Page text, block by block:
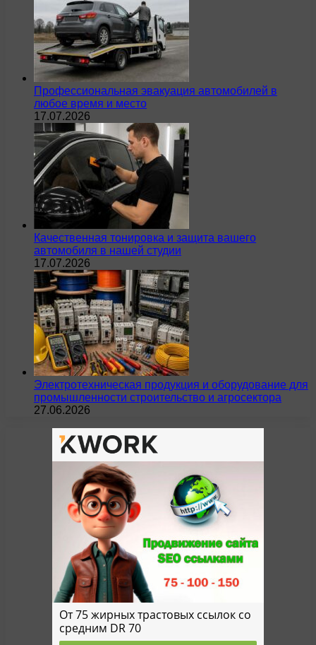
Профессиональная эвакуация автомобилей в
любое время и место
17.07.2026
Качественная тонировка и защита вашего
автомобиля в нашей студии
17.07.2026
Электротехническая продукция и оборудование для
промышленности строительство и агросектора
27.06.2026